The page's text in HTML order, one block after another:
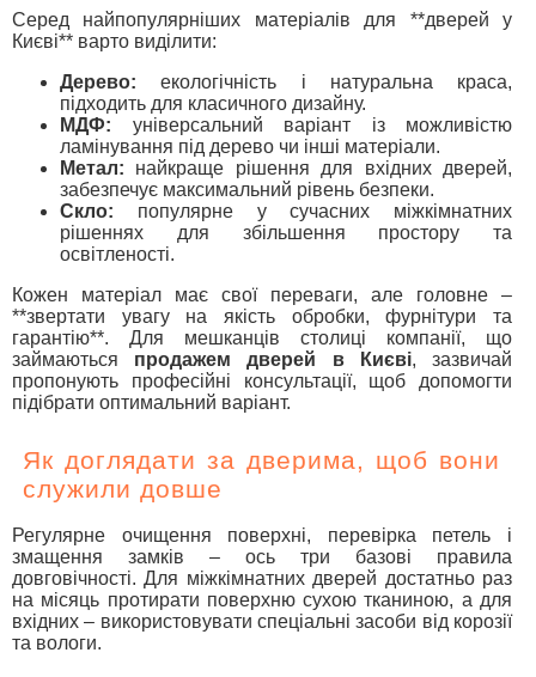
Серед найпопулярніших матеріалів для **дверей у
Києві** варто виділити:
Дерево: екологічність і натуральна краса,
підходить для класичного дизайну.
МДФ: універсальний варіант із можливістю
ламінування під дерево чи інші матеріали.
Метал: найкраще рішення для вхідних дверей,
забезпечує максимальний рівень безпеки.
Скло: популярне у сучасних міжкімнатних
рішеннях для збільшення простору та
освітленості.
Кожен матеріал має свої переваги, але головне –
**звертати увагу на якість обробки, фурнітури та
гарантію**. Для мешканців столиці компанії, що
займаються продажем дверей в Києві, зазвичай
пропонують професійні консультації, щоб допомогти
підібрати оптимальний варіант.
Як доглядати за дверима, щоб вони
служили довше
Регулярне очищення поверхні, перевірка петель і
змащення замків – ось три базові правила
довговічності. Для міжкімнатних дверей достатньо раз
на місяць протирати поверхню сухою тканиною, а для
вхідних – використовувати спеціальні засоби від корозії
та вологи.